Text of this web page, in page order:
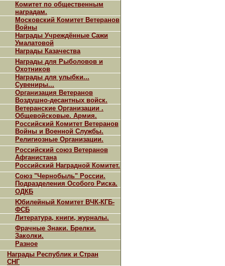
Комитет по общественным
наградам.
Московский Комитет Ветеранов
Войны
Награды Учреждённые Сажи
Умалатовой
Награды Казачества
Награды для Рыболовов и
Охотников
Награды для улыбки...
Сувениры...
Организация Ветеранов
Воздушно-десантных войск.
Ветеранские Организации .
Общевойсковые. Армия.
Российский Комитет Ветеранов
Войны и Военной Службы.
Религиозные Организации.
Российский союз Ветеранов
Афганистана
Российский Наградной Комитет.
Союз "Чернобыль" России.
Подразделения Особого Риска.
ОДКБ
Юбилейный Комитет ВЧК-КГБ-
ФСБ
Литература, книги, журналы.
Фрачные Знаки. Брелки.
Заколки.
Разное
Награды Республик и Стран
СНГ